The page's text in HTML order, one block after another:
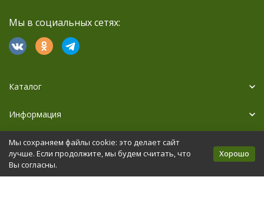
Мы в социальных сетях:
Каталог
Информация
Дополнительно
Политика персональных данных Карта сайта
Мы сохраняем файлы cookie: это делает сайт
лучше. Если продолжите, мы будем считать, что
Вы согласны.
Хорошо